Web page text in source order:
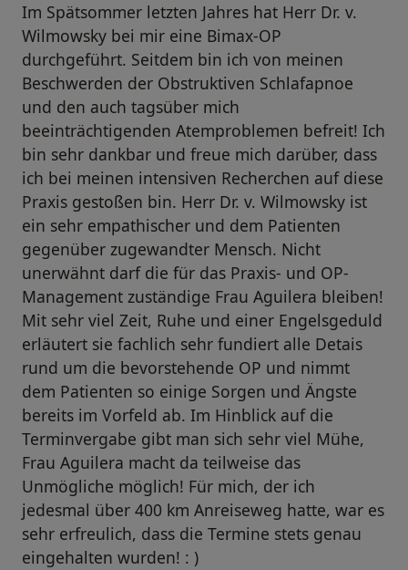
Im Spätsommer letzten Jahres hat Herr Dr. v.
Wilmowsky bei mir eine Bimax-OP
durchgeführt. Seitdem bin ich von meinen
Beschwerden der Obstruktiven Schlafapnoe
und den auch tagsüber mich
beeinträchtigenden Atemproblemen befreit! Ich
bin sehr dankbar und freue mich darüber, dass
ich bei meinen intensiven Recherchen auf diese
Praxis gestoßen bin. Herr Dr. v. Wilmowsky ist
ein sehr empathischer und dem Patienten
gegenüber zugewandter Mensch. Nicht
unerwähnt darf die für das Praxis- und OP-
Management zuständige Frau Aguilera bleiben!
Mit sehr viel Zeit, Ruhe und einer Engelsgeduld
erläutert sie fachlich sehr fundiert alle Detais
rund um die bevorstehende OP und nimmt
dem Patienten so einige Sorgen und Ängste
bereits im Vorfeld ab. Im Hinblick auf die
Terminvergabe gibt man sich sehr viel Mühe,
Frau Aguilera macht da teilweise das
Unmögliche möglich! Für mich, der ich
jedesmal über 400 km Anreiseweg hatte, war es
sehr erfreulich, dass die Termine stets genau
eingehalten wurden! : )